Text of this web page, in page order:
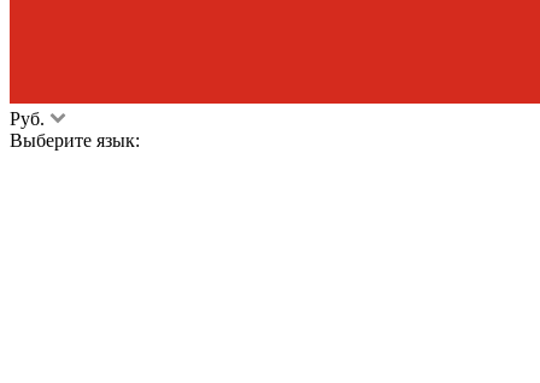
Руб.
Выберите язык: